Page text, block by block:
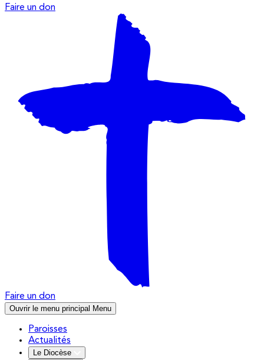
Faire un don
Faire un don
Ouvrir le menu principal Menu
Paroisses
Actualités
Le Diocèse